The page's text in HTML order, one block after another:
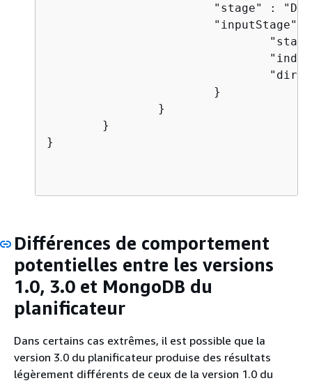
"stage" :
"inputStage"
                        }
                }
        }
}
Différences de comportement
potentielles entre les versions
1.0, 3.0 et MongoDB du
planificateur
Dans certains cas extrêmes, il est possible que la
version 3.0 du planificateur produise des résultats
légèrement différents de ceux de la version 1.0 du